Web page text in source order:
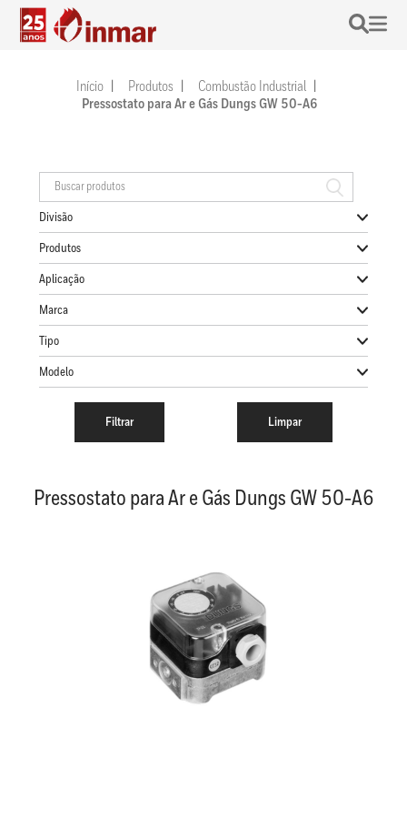
Início Produtos
Combustão Industrial
Pressostato para Ar e Gás Dungs GW 50-A6
Divisão
Produtos
Aplicação
Marca
Tipo
Modelo
Pressostato para Ar e Gás Dungs GW 50-A6